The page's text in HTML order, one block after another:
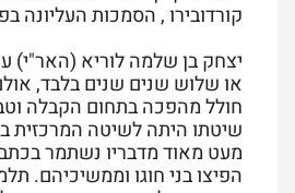
קורדובירו , הסמכות העליונה
יצחק בן שלמה לוריא (האר"י)
או שלוש שנים שנים בלבד,
חולל מהפכה בתחום הקבלה
שיטתו היתה לשיטה המרכזית
מעט מאוד מדבריו נשתמר בכתב,
הפיצו בני חוגו וממשיכיהם.